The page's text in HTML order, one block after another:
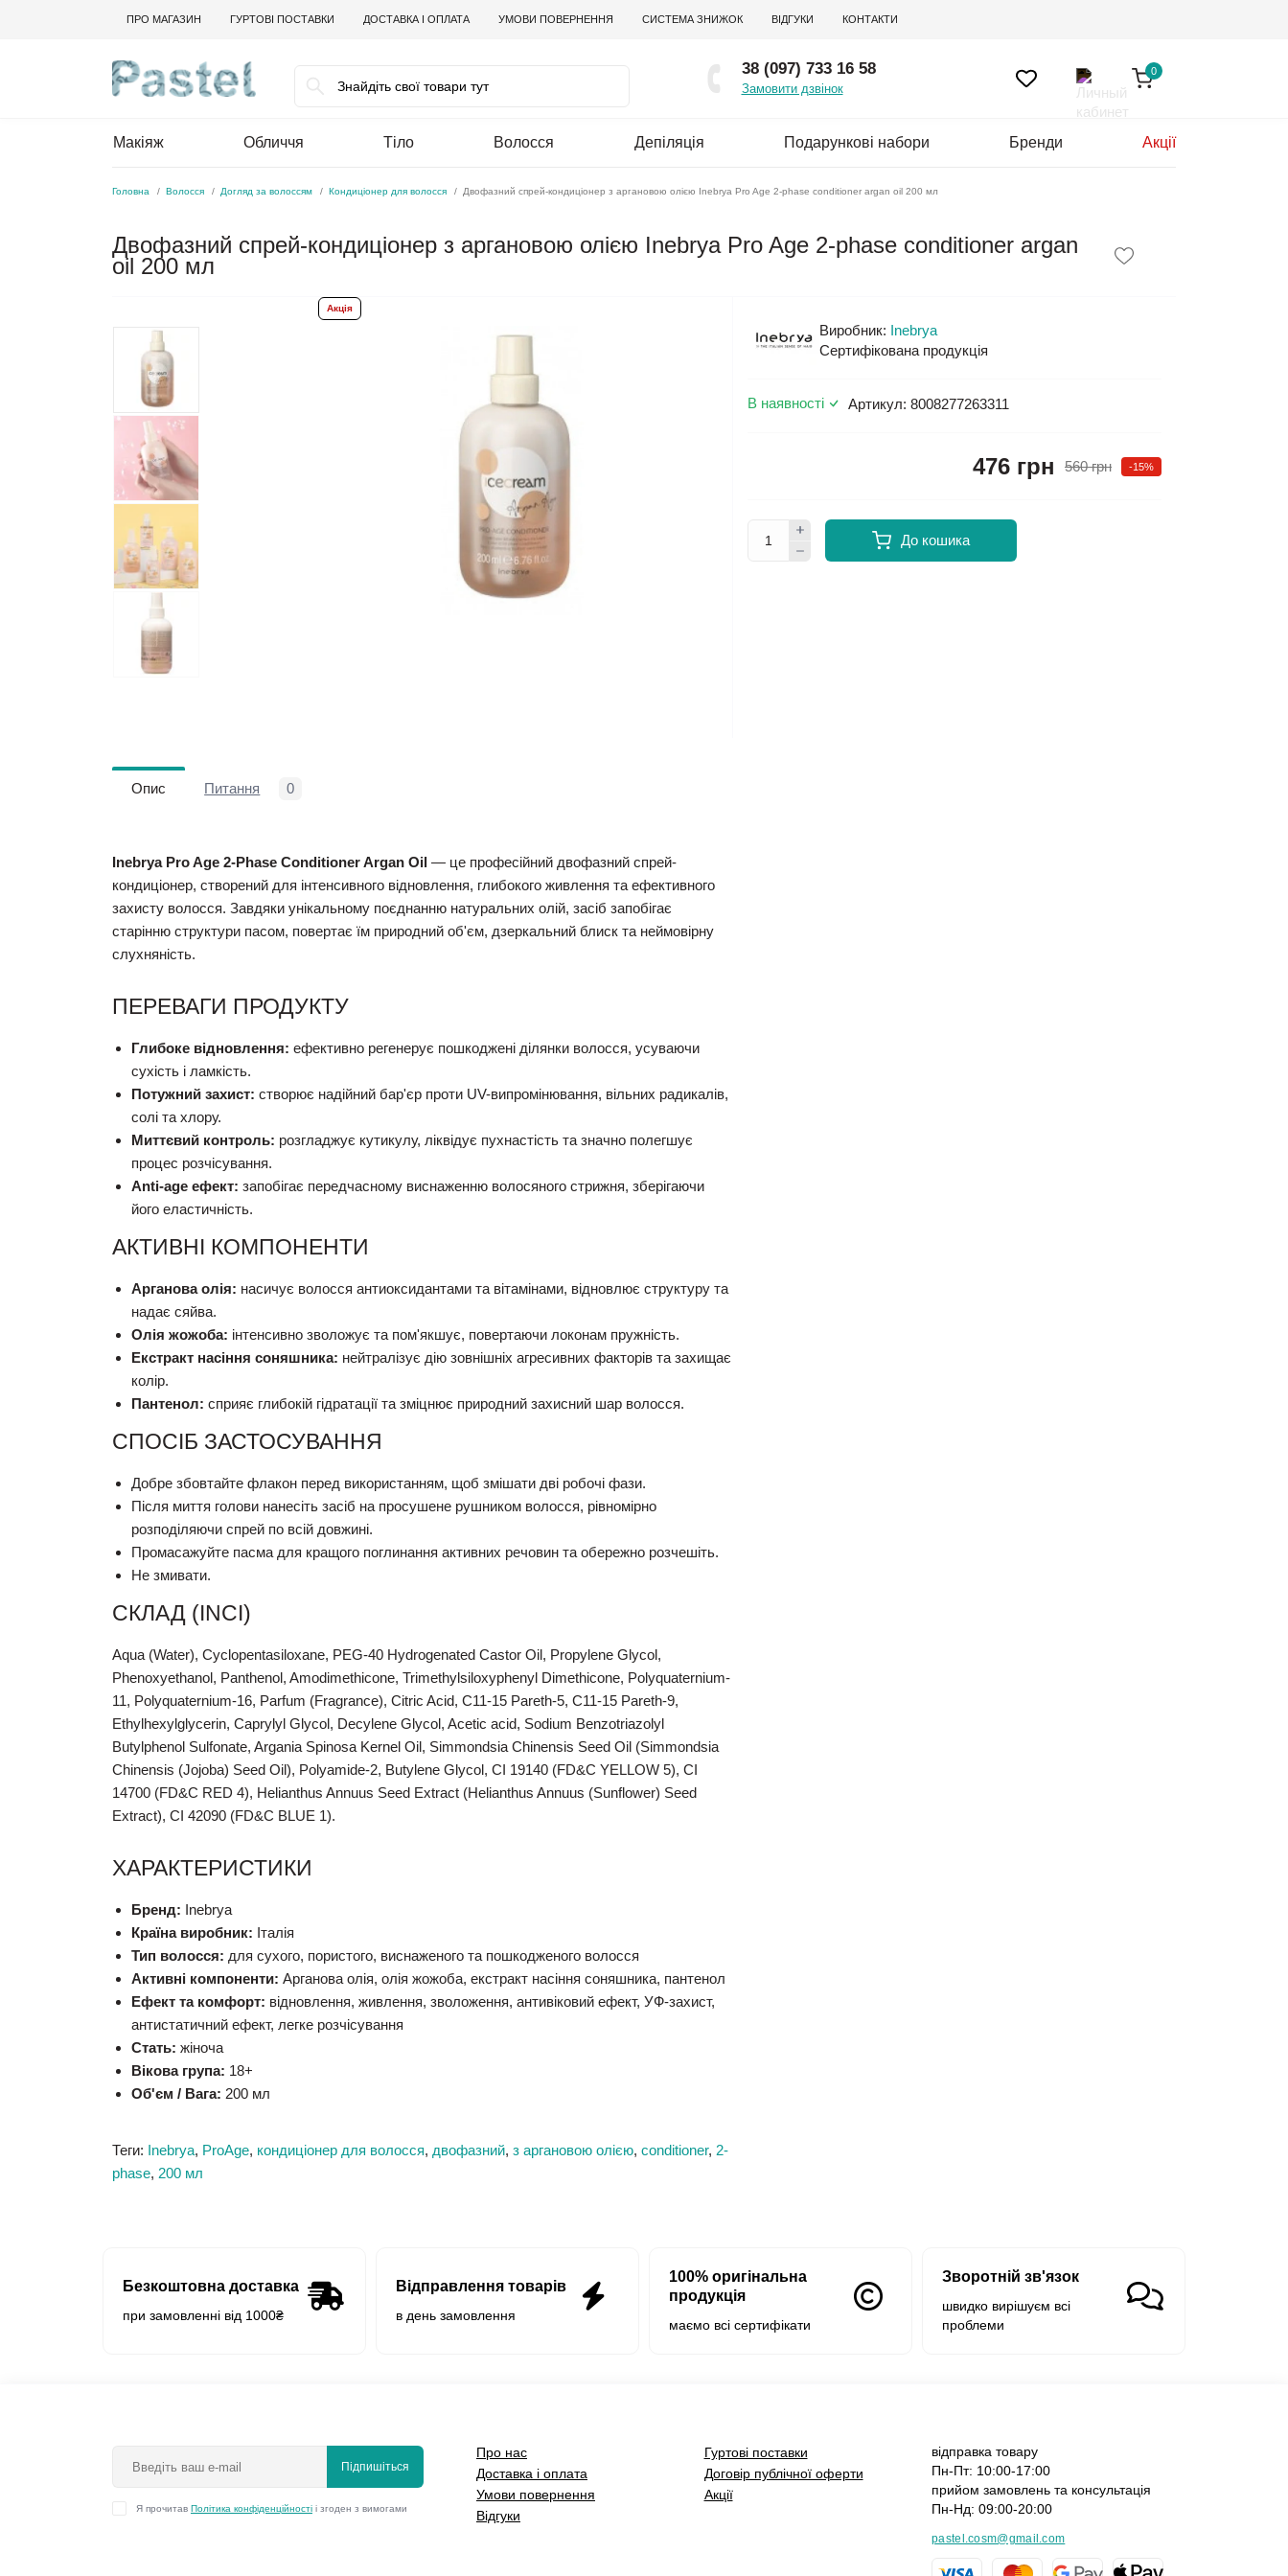
ПРО МАГАЗИН ГУРТОВІ ПОСТАВКИ ДОСТАВКА І ОПЛАТА УМОВИ ПОВЕРНЕННЯ СИСТЕМА ЗНИЖОК ВІДГУКИ КОНТАКТИ
38 (097) 733 16 58
Замовити дзвінок
0
Макіяж Обличчя Тіло Волосся Депіляція Подарункові набори Бренди Акції
Головна Волосся Догляд за волоссям Кондиціонер для волосся Двофазний спрей-кондиціонер з аргановою олією Inebrya Pro Age 2-phase conditioner argan oil 200 мл
Двофазний спрей-кондиціонер з аргановою олією Inebrya Pro Age 2-phase conditioner argan
oil 200 мл
Акція
Виробник: Inebrya
Сертифікована продукція
В наявності Артикул: 8008277263311
560 грн -15%
476 грн
До кошика
Опис Питання 0
Inebrya Pro Age 2-Phase Conditioner Argan Oil — це професійний двофазний спрей-
кондиціонер, створений для інтенсивного відновлення, глибокого живлення та ефективного
захисту волосся. Завдяки унікальному поєднанню натуральних олій, засіб запобігає
старінню структури пасом, повертає їм природний об'єм, дзеркальний блиск та неймовірну
слухняність.
ПЕРЕВАГИ ПРОДУКТУ
Глибоке відновлення: ефективно регенерує пошкоджені ділянки волосся, усуваючи
сухість і ламкість.
Потужний захист: створює надійний бар'єр проти UV-випромінювання, вільних радикалів,
солі та хлору.
Миттєвий контроль: розгладжує кутикулу, ліквідує пухнастість та значно полегшує
процес розчісування.
Anti-age ефект: запобігає передчасному виснаженню волосяного стрижня, зберігаючи
його еластичність.
АКТИВНІ КОМПОНЕНТИ
Арганова олія: насичує волосся антиоксидантами та вітамінами, відновлює структуру та
надає сяйва.
Олія жожоба: інтенсивно зволожує та пом'якшує, повертаючи локонам пружність.
Екстракт насіння соняшника: нейтралізує дію зовнішніх агресивних факторів та захищає
колір.
Пантенол: сприяє глибокій гідратації та зміцнює природний захисний шар волосся.
СПОСІБ ЗАСТОСУВАННЯ
Добре збовтайте флакон перед використанням, щоб змішати дві робочі фази.
Після миття голови нанесіть засіб на просушене рушником волосся, рівномірно
розподіляючи спрей по всій довжині.
Промасажуйте пасма для кращого поглинання активних речовин та обережно розчешіть.
Не змивати.
СКЛАД (INCI)
Aqua (Water), Cyclopentasiloxane, PEG-40 Hydrogenated Castor Oil, Propylene Glycol,
Phenoxyethanol, Panthenol, Amodimethicone, Trimethylsiloxyphenyl Dimethicone, Polyquaternium-
11, Polyquaternium-16, Parfum (Fragrance), Citric Acid, C11-15 Pareth-5, C11-15 Pareth-9,
Ethylhexylglycerin, Caprylyl Glycol, Decylene Glycol, Acetic acid, Sodium Benzotriazolyl
Butylphenol Sulfonate, Argania Spinosa Kernel Oil, Simmondsia Chinensis Seed Oil (Simmondsia
Chinensis (Jojoba) Seed Oil), Polyamide-2, Butylene Glycol, CI 19140 (FD&C YELLOW 5), CI
14700 (FD&C RED 4), Helianthus Annuus Seed Extract (Helianthus Annuus (Sunflower) Seed
Extract), CI 42090 (FD&C BLUE 1).
ХАРАКТЕРИСТИКИ
Бренд: Inebrya
Країна виробник: Італія
Тип волосся: для сухого, пористого, виснаженого та пошкодженого волосся
Активні компоненти: Арганова олія, олія жожоба, екстракт насіння соняшника, пантенол
Ефект та комфорт: відновлення, живлення, зволоження, антивіковий ефект, УФ-захист,
антистатичний ефект, легке розчісування
Стать: жіноча
Вікова група: 18+
Об'єм / Вага: 200 мл
Теги: Inebrya, ProAge, кондиціонер для волосся, двофазний, з аргановою олією, conditioner, 2-
phase, 200 мл
Безкоштовна доставка
при замовленні від 1000₴
Відправлення товарів
в день замовлення
100% оригінальна
продукція
маємо всі сертифікати
Зворотній зв'язок
швидко вирішуєм всі
проблеми
Підпишіться
Я прочитав Політика конфіденційності і згоден з вимогами
Про нас
Доставка і оплата
Умови повернення
Відгуки
Гуртові поставки
Договір публічної оферти
Акції
відправка товару
Пн-Пт: 10:00-17:00
прийом замовлень та консультація
Пн-Нд: 09:00-20:00
pastel.cosm@gmail.com